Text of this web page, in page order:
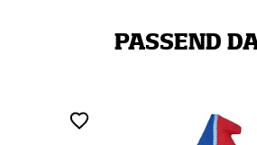
PASSEND